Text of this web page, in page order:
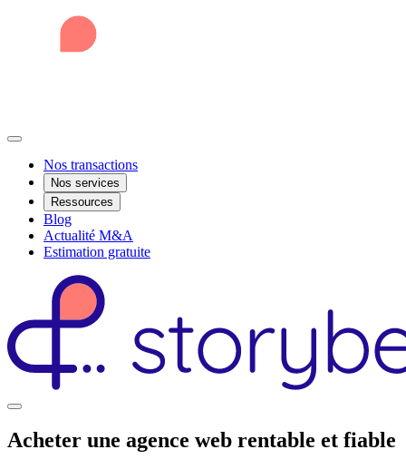
Nos transactions
Nos services
Ressources
Blog
Actualité M&A
Estimation gratuite
Acheter une agence web rentable et fiable